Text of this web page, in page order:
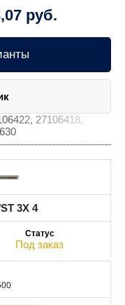
руб.
27106418,
3X 4
Под заказ